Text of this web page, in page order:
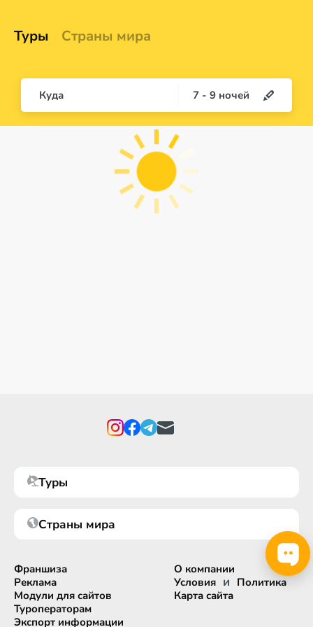
Туры Страны мира
Куда 7 - 9 ночей
Туры
Страны мира
Франшиза
Реклама
Модули для сайтов
Туроператорам
Экспорт информации
О компании
Условия и Политика
Карта сайта